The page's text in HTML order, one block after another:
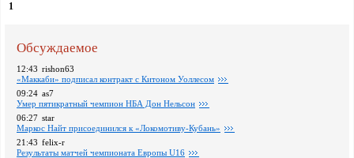
1
Обсуждаемое
12:43 rishon63
«Маккаби» подписал контракт с Китоном Уоллесом
09:24 as7
Умер пятикратный чемпион НБА Дон Нельсон
06:27 star
Маркос Найт присоединился к «Локомотиву-Кубань»
21:43 felix-r
Pезультаты матчей чемпионата Европы U16